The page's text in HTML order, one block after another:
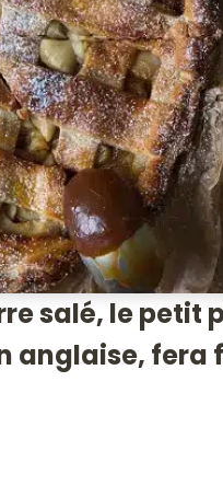
salé, le petit
anglaise, fera